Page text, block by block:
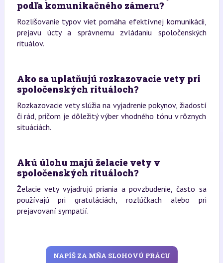
podľa komunikačného zámeru?
Rozlišovanie typov viet pomáha efektívnej komunikácii,
prejavu úcty a správnemu zvládaniu spoločenských
rituálov.
Ako sa uplatňujú rozkazovacie vety pri
spoločenských rituáloch?
Rozkazovacie vety slúžia na vyjadrenie pokynov, žiadostí
či rád, pričom je dôležitý výber vhodného tónu v rôznych
situáciách.
Akú úlohu majú želacie vety v
spoločenských rituáloch?
Želacie vety vyjadrujú priania a povzbudenie, často sa
používajú pri gratuláciách, rozlúčkach alebo pri
prejavovaní sympatií.
NAPÍŠ ZA MŇA SLOHOVÚ PRÁCU